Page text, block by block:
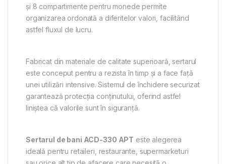
și 8 compartimente pentru monede permite
organizarea ordonată a diferitelor valori, facilitând
astfel fluxul de lucru.
Fabricat din materiale de calitate superioară, sertarul
este conceput pentru a rezista în timp și a face față
unei utilizări intensive. Sistemul de închidere securizat
garantează protecția conținutului, oferind astfel
liniștea că valorile sunt în siguranță.
Sertarul de bani ACD-330 APT este alegerea
ideală pentru retaileri, restaurante, supermarketuri